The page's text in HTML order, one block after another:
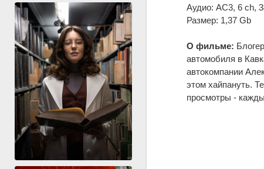
Аудио: AC3, 6 ch,
Размер: 1,37 Gb
О фильме:
автомобиля в
автокомпании
этом хайпануть.
просмотры -